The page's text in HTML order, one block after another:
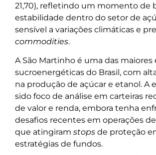
21,70), refletindo um momento de
estabilidade dentro do setor de
sensível a variações climáticas e
commodities.
A São Martinho é uma das maiores
sucroenergéticas do Brasil, com
na produção de açúcar e etanol. A
sido foco de análise em carteiras
de valor e renda, embora tenha
desafios recentes em operações
que atingiram stops de proteção
estratégias de fundos.